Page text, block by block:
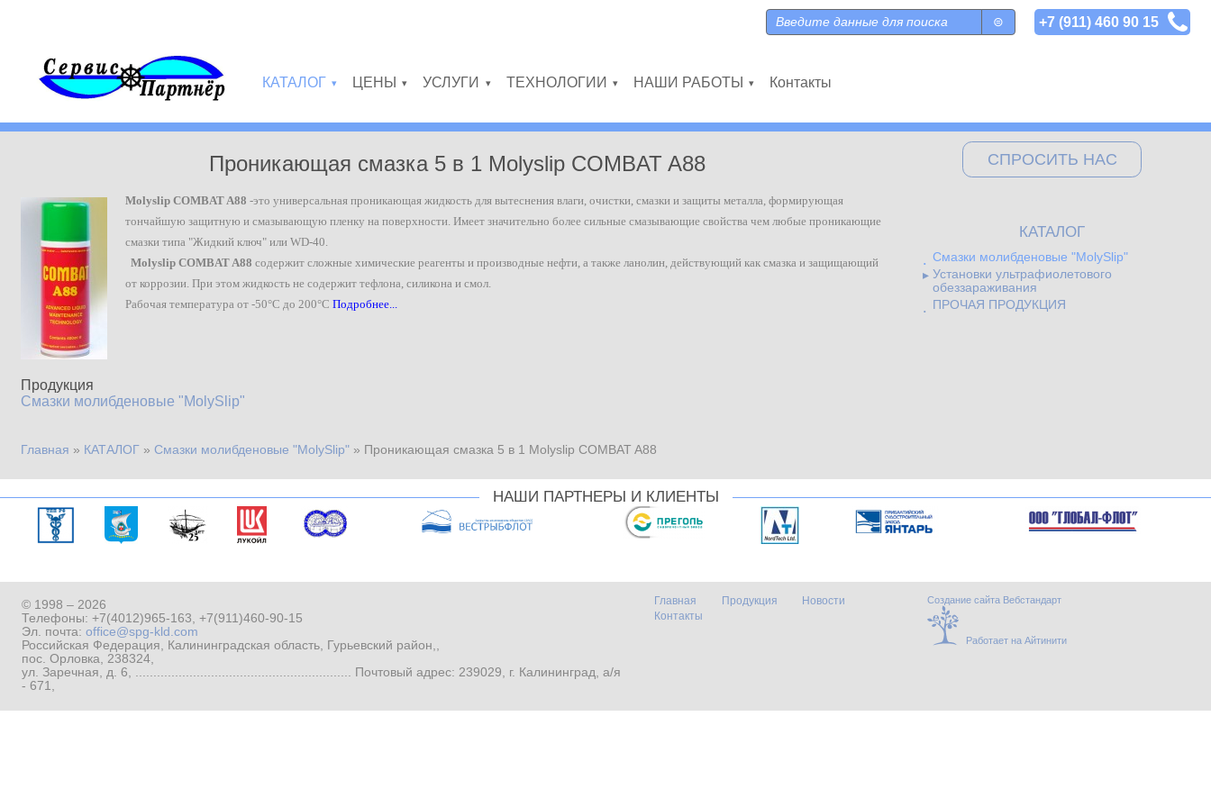
Форма поиска
Поиск +7 (911) 460 90 15
КАТАЛОГ ЦЕНЫ УСЛУГИ ТЕХНОЛОГИИ НАШИ РАБОТЫ Контакты
Проникающая смазка 5 в 1 Molyslip COMBAT A88
Molyslip COMBAT A88 -это универсальная проникающая жидкость для вытеснения влаги, очистки, смазки и защиты металла, формирующая
тончайшую защитную и смазывающую пленку на поверхности. Имеет значительно более сильные смазывающие свойства чем любые проникающие
смазки типа "Жидкий ключ" или WD-40.
Molyslip COMBAT A88 содержит сложные химические реагенты и производные нефти, а также ланолин, действующий как смазка и защищающий
от коррозии. При этом жидкость не содержит тефлона, силикона и смол.
Рабочая температура от -50°C до 200°CПодробнее...
Продукция
Смазки молибденовые "MolySlip"
Главная » КАТАЛОГ »Смазки молибденовые "MolySlip" » Проникающая смазка 5 в 1 Molyslip COMBAT A88
СПРОСИТЬ НАС
КАТАЛОГ
Смазки молибденовые "MolySlip"
Установки ультрафиолетового
обеззараживания
ПРОЧАЯ ПРОДУКЦИЯ
НАШИ ПАРТНЕРЫ И КЛИЕНТЫ
© 1998 – 2026
Телефоны: +7(4012)965-163 +7(911)460-90-15
Эл. почта: office@spg-kld.com
Российская Федерация, Калининградская область, Гурьевский район,,
пос. Орловка, 238324,
ул. Заречная, д. 6, ............................................................ Почтовый адрес: 239029, г. Калининград, а/я
- 671,
Главная Продукция
Новости
Контакты
Создание сайта Вебстандарт
Работает на Айтинити